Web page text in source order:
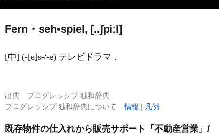
Fern・seh•spiel, [..ʃpiːl]
[中] (-[e]s-/-e) テレビドラマ．
出典 プログレッシブ 独和辞典
プログレッシブ 独和辞典について情報 | 凡例
既存物件の仕入れから販売サポート「不動産営業」/